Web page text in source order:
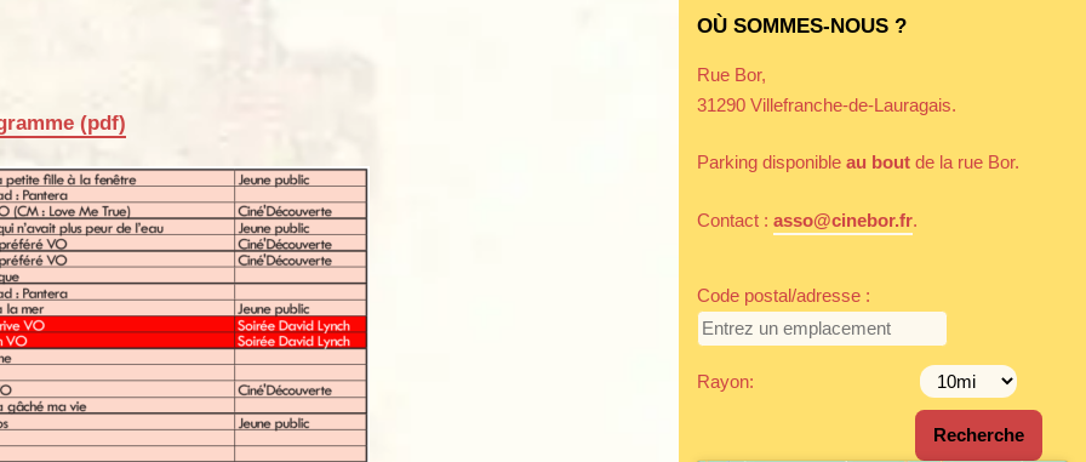
(pdf)
OÙ SOMMES-NOUS ?
Rue Bor,
31290 Villefranche-de-Lauragais.
Parking disponible au bout de la rue Bor.
Contact : asso@cinebor.fr.
Code postal/adresse :
Rayon: